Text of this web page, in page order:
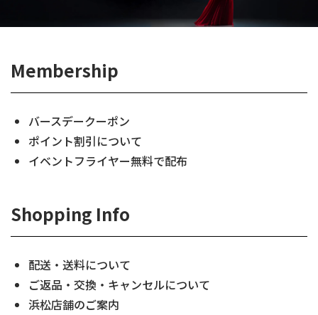
Membership
バースデークーポン
ポイント割引について
イベントフライヤー無料で配布
Shopping Info
配送・送料について
ご返品・交換・キャンセルについて
浜松店舗のご案内